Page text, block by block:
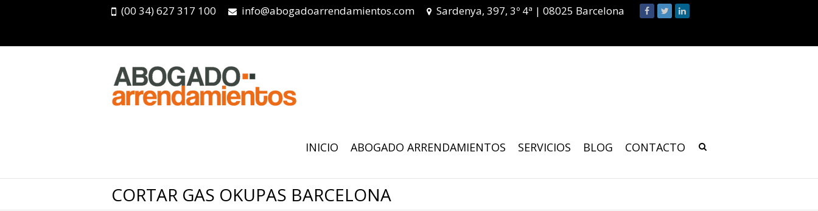
(00 34) 627 317 100 info@abogadoarrendamientos.com Sardenya, 397, 3º 4ª | 08025 Barcelona
INICIO ABOGADO ARRENDAMIENTOS SERVICIOS BLOG CONTACTO
CORTAR GAS OKUPAS BARCELONA